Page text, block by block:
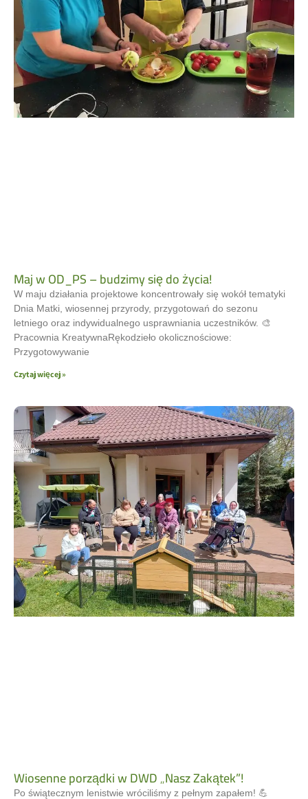
Maj w OD_PS – budzimy się do życia!
W maju działania projektowe koncentrowały się wokół tematyki
Dnia Matki, wiosennej przyrody, przygotowań do sezonu
letniego oraz indywidualnego usprawniania uczestników. 🎨
Pracownia KreatywnaRękodzieło okolicznościowe:
Przygotowywanie
Czytaj więcej »
Wiosenne porządki w DWD „Nasz Zakątek”!
Po świątecznym lenistwie wróciliśmy z pełnym zapałem! 💪